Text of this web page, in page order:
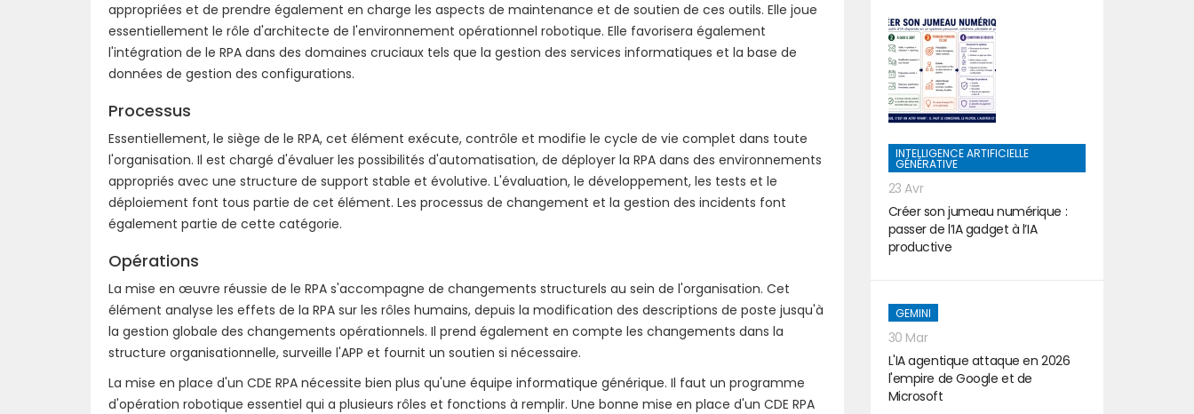
appropriées et de prendre également en charge les aspects de maintenance et de soutien de ces outils. Elle joue
essentiellement le rôle d'architecte de l'environnement opérationnel robotique. Elle favorisera également
l'intégration de le RPA dans des domaines cruciaux tels que la gestion des services informatiques et la base de
données de gestion des configurations.
Processus
Essentiellement, le siège de le RPA, cet élément exécute, contrôle et modifie le cycle de vie complet dans toute
l'organisation. Il est chargé d'évaluer les possibilités d'automatisation, de déployer la RPA dans des environnements
appropriés avec une structure de support stable et évolutive. L'évaluation, le développement, les tests et le
déploiement font tous partie de cet élément. Les processus de changement et la gestion des incidents font
également partie de cette catégorie.
Opérations
La mise en œuvre réussie de le RPA s'accompagne de changements structurels au sein de l'organisation. Cet
élément analyse les effets de la RPA sur les rôles humains, depuis la modification des descriptions de poste jusqu'à
la gestion globale des changements opérationnels. Il prend également en compte les changements dans la
structure organisationnelle, surveille l'APP et fournit un soutien si nécessaire.
La mise en place d'un CDE RPA nécessite bien plus qu'une équipe informatique générique. Il faut un programme
d'opération robotique essentiel qui a plusieurs rôles et fonctions à remplir. Une bonne mise en place d'un CDE RPA
INTELLIGENCE ARTIFICIELLE
GÉNÉRATIVE
23 Avr
Créer son jumeau numérique :
passer de l’IA gadget à l’IA
productive
GEMINI
30 Mar
L'IA agentique attaque en 2026
l'empire de Google et de
Microsoft